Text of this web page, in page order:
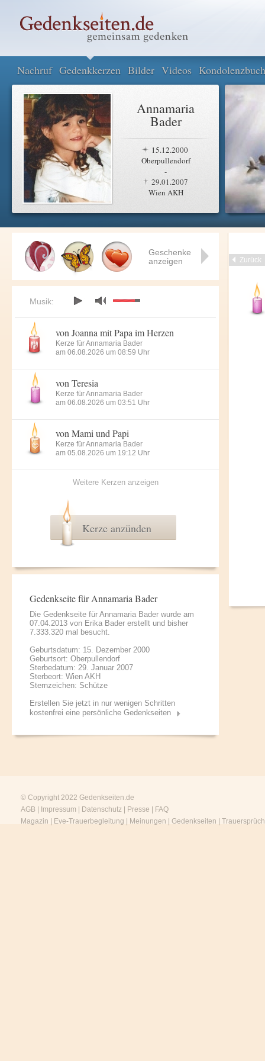
Nachruf Gedenkkerzen Bilder Videos Kondolenzbuch
Annamaria
Bader
15.12.2000
Oberpullendorf
-
29.01.2007
Wien AKH
Zurück
Geschenke
anzeigen
Musik:
von Joanna mit Papa im Herzen
Kerze für Annamaria Bader
am 06.08.2026 um 08:59 Uhr
von Teresia
Kerze für Annamaria Bader
am 06.08.2026 um 03:51 Uhr
von Mami und Papi
Kerze für Annamaria Bader
am 05.08.2026 um 19:12 Uhr
Weitere Kerzen anzeigen
Kerze anzünden
Gedenkseite für Annamaria Bader
Die Gedenkseite für Annamaria Bader wurde am
07.04.2013 von Erika Bader erstellt und bisher
7.333.320 mal besucht.
Geburtsdatum: 15. Dezember 2000
Geburtsort: Oberpullendorf
Sterbedatum: 29. Januar 2007
Sterbeort: Wien AKH
Sternzeichen: Schütze
Erstellen Sie jetzt in nur wenigen Schritten
kostenfrei eine persönliche Gedenkseiten
© Copyright 2022 Gedenkseiten.de
AGB
Impressum Datenschutz Presse
FAQ
Magazin
Eve-Trauerbegleitung Meinungen Gedenkseiten